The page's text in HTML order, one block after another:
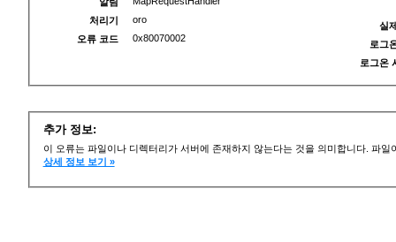
처리기
oro
오류 코드
0x80070002
실
로그
로그온
추가 정보:
이 오류는 파일이나 디렉터리가 서버에 존재하지 않는다는 것을 의미합니다. 파
상세 정보 보기 »